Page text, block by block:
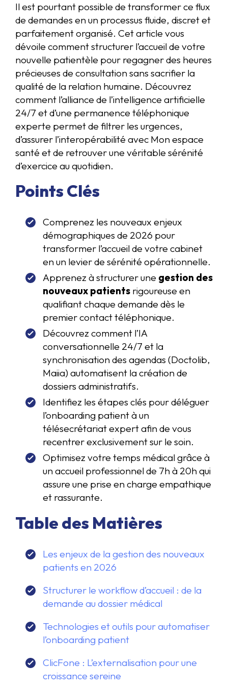
Il est pourtant possible de transformer ce flux
de demandes en un processus fluide, discret et
parfaitement organisé. Cet article vous
dévoile comment structurer l’accueil de votre
nouvelle patientèle pour regagner des heures
précieuses de consultation sans sacrifier la
qualité de la relation humaine. Découvrez
comment l’alliance de l’intelligence artificielle
24/7 et d’une permanence téléphonique
experte permet de filtrer les urgences,
d’assurer l’interopérabilité avec Mon espace
santé et de retrouver une véritable sérénité
d’exercice au quotidien.
Points Clés
Comprenez les nouveaux enjeux
démographiques de 2026 pour
transformer l’accueil de votre cabinet
en un levier de sérénité opérationnelle.
Apprenez à structurer une gestion des
nouveaux patients rigoureuse en
qualifiant chaque demande dès le
premier contact téléphonique.
Découvrez comment l’IA
conversationnelle 24/7 et la
synchronisation des agendas (Doctolib,
Maiia) automatisent la création de
dossiers administratifs.
Identifiez les étapes clés pour déléguer
l’onboarding patient à un
télésecrétariat expert afin de vous
recentrer exclusivement sur le soin.
Optimisez votre temps médical grâce à
un accueil professionnel de 7h à 20h qui
assure une prise en charge empathique
et rassurante.
Table des Matières
Les enjeux de la gestion des nouveaux
patients en 2026
Structurer le workflow d’accueil : de la
demande au dossier médical
Technologies et outils pour automatiser
l’onboarding patient
ClicFone : L’externalisation pour une
croissance sereine